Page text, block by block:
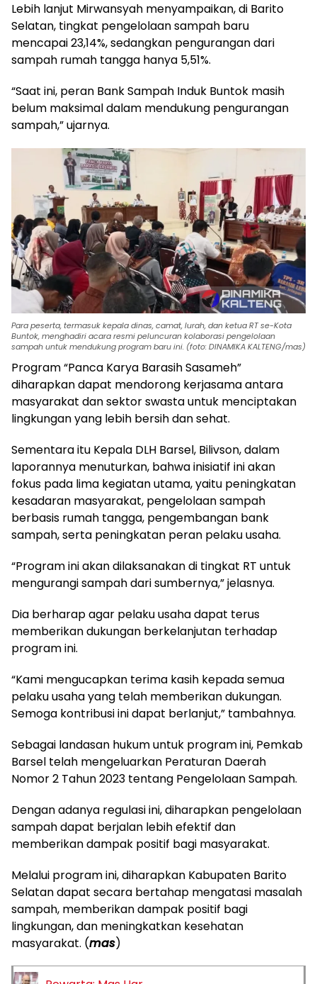
Lebih lanjut Mirwansyah menyampaikan, di Barito
Selatan, tingkat pengelolaan sampah baru
mencapai 23,14%, sedangkan pengurangan dari
sampah rumah tangga hanya 5,51%.
“Saat ini, peran Bank Sampah Induk Buntok masih
belum maksimal dalam mendukung pengurangan
sampah,” ujarnya.
Para peserta, termasuk kepala dinas, camat, lurah, dan ketua RT se-Kota
Buntok, menghadiri acara resmi peluncuran kolaborasi pengelolaan
sampah untuk mendukung program baru ini. (foto: DINAMIKA KALTENG/mas)
Program “Panca Karya Barasih Sasameh”
diharapkan dapat mendorong kerjasama antara
masyarakat dan sektor swasta untuk menciptakan
lingkungan yang lebih bersih dan sehat.
Sementara itu Kepala DLH Barsel, Bilivson, dalam
laporannya menuturkan, bahwa inisiatif ini akan
fokus pada lima kegiatan utama, yaitu peningkatan
kesadaran masyarakat, pengelolaan sampah
berbasis rumah tangga, pengembangan bank
sampah, serta peningkatan peran pelaku usaha.
“Program ini akan dilaksanakan di tingkat RT untuk
mengurangi sampah dari sumbernya,” jelasnya.
Dia berharap agar pelaku usaha dapat terus
memberikan dukungan berkelanjutan terhadap
program ini.
“Kami mengucapkan terima kasih kepada semua
pelaku usaha yang telah memberikan dukungan.
Semoga kontribusi ini dapat berlanjut,” tambahnya.
Sebagai landasan hukum untuk program ini, Pemkab
Barsel telah mengeluarkan Peraturan Daerah
Nomor 2 Tahun 2023 tentang Pengelolaan Sampah.
Dengan adanya regulasi ini, diharapkan pengelolaan
sampah dapat berjalan lebih efektif dan
memberikan dampak positif bagi masyarakat.
Melalui program ini, diharapkan Kabupaten Barito
Selatan dapat secara bertahap mengatasi masalah
sampah, memberikan dampak positif bagi
lingkungan, dan meningkatkan kesehatan
masyarakat. (mas)